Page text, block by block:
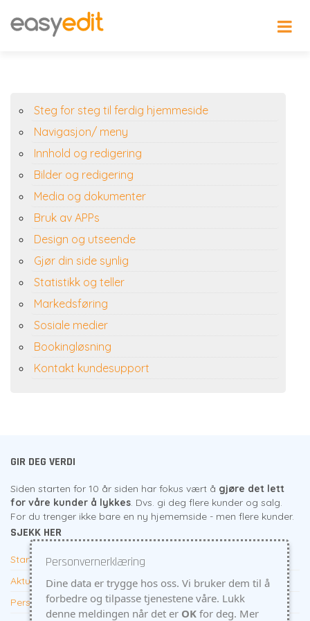
Steg for steg til ferdig hjemmeside
Navigasjon/ meny
Innhold og redigering
Bilder og redigering
Media og dokumenter
Bruk av APPs
Design og utseende
Gjør din side synlig
Statistikk og teller
Markedsføring
Sosiale medier
Bookingløsning
Kontakt kundesupport
GIR DEG VERDI
Siden starten for 10 år siden har fokus vært å gjøre det lett
for våre kunder å lykkes. Dvs. gi deg flere kunder og salg.
For du trenger ikke bare en ny hjememside - men flere kunder.
SJEKK HER
Start her
Aktuelt
Personvern
Personvernerklæring
Dine data er trygge hos oss. Vi bruker dem til å
forbedre og tilpasse tjenestene våre. Lukk
denne meldingen når det er OK for deg. Mer